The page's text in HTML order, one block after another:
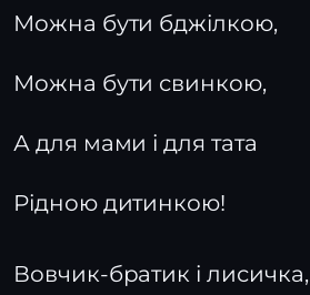
Можна бути бджілкою,
Можна бути свинкою,
А для мами і для тата
Рідною дитинкою!
Вовчик-братик і лисичка,